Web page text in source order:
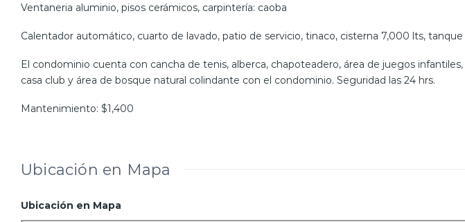
Ventaneria aluminio, pisos cerámicos, carpintería: caoba
Calentador automático, cuarto de lavado, patio de servicio, tinaco, cisterna 7,000 lts, tanque
El condominio cuenta con cancha de tenis, alberca, chapoteadero, área de juegos
casa club y área de bosque natural colindante con el condominio. Seguridad las 24 hrs.
Mantenimiento: $1,400
Ubicación en Mapa
Ubicación en Mapa